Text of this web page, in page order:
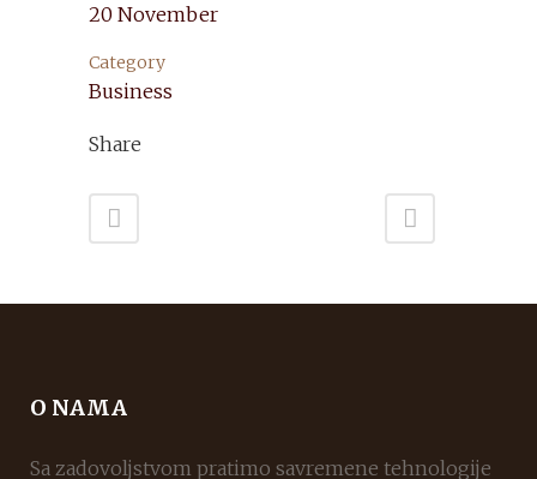
20 November
Category
Business
Share
O NAMA
Sa zadovoljstvom pratimo savremene tehnologije